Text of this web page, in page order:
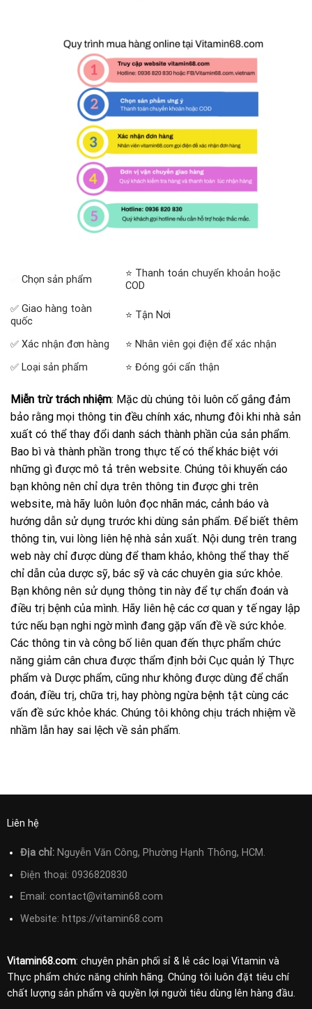
Chọn sản phẩm
⭐ Thanh toán chuyển khoản hoặc
COD
✅ Giao hàng toàn
quốc
⭐ Tận Nơi
✅ Xác nhận đơn hàng
⭐ Nhân viên gọi điện để xác nhận
✅ Loại sản phẩm
⭐ Đóng gói cẩn thận
Miễn trừ trách nhiệm: Mặc dù chúng tôi luôn cố gắng đảm
bảo rằng mọi thông tin đều chính xác, nhưng đôi khi nhà sản
xuất có thể thay đổi danh sách thành phần của sản phẩm.
Bao bì và thành phần trong thực tế có thể khác biệt với
những gì được mô tả trên website. Chúng tôi khuyến cáo
bạn không nên chỉ dựa trên thông tin được ghi trên
website, mà hãy luôn luôn đọc nhãn mác, cảnh báo và
hướng dẫn sử dụng trước khi dùng sản phẩm. Để biết thêm
thông tin, vui lòng liên hệ nhà sản xuất. Nội dung trên trang
web này chỉ được dùng để tham khảo, không thể thay thế
chỉ dẫn của dược sỹ, bác sỹ và các chuyên gia sức khỏe.
Bạn không nên sử dụng thông tin này để tự chẩn đoán và
điều trị bệnh của mình. Hãy liên hệ các cơ quan y tế ngay lập
tức nếu bạn nghi ngờ mình đang gặp vấn đề về sức khỏe.
Các thông tin và công bố liên quan đến thực phẩm chức
năng giảm cân chưa được thẩm định bởi Cục quản lý Thực
phẩm và Dược phẩm, cũng như không được dùng để chẩn
đoán, điều trị, chữa trị, hay phòng ngừa bệnh tật cùng các
vấn đề sức khỏe khác. Chúng tôi không chịu trách nhiệm về
nhầm lẫn hay sai lệch về sản phẩm.
Liên hệ
Địa chỉ:Nguyễn Văn Công, Phường Hạnh Thông, HCM.
Điện thoại: 0936820830
Email: contact@vitamin68.com
Website: https://vitamin68.com
Vitamin68.com: chuyên phân phối sỉ & lẻ các loại Vitamin và
Thực phẩm chức năng chính hãng. Chúng tôi luôn đặt tiêu chí
chất lượng sản phẩm và quyền lợi người tiêu dùng lên hàng đầu.